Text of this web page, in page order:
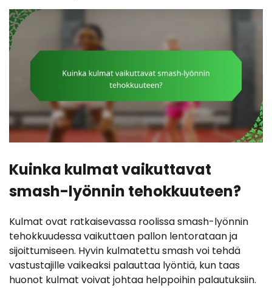
Kuinka kulmat vaikuttavat
smash-lyönnin tehokkuuteen?
Kulmat ovat ratkaisevassa roolissa smash-lyönnin
tehokkuudessa vaikuttaen pallon lentorataan ja
sijoittumiseen. Hyvin kulmatettu smash voi tehdä
vastustajille vaikeaksi palauttaa lyöntiä, kun taas
huonot kulmat voivat johtaa helppoihin palautuksiin.